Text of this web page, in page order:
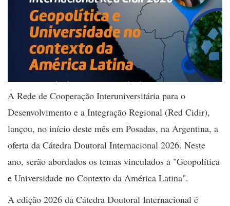
A Rede de Cooperação Interuniversitária para o
Desenvolvimento e a Integração Regional (Red Cidir),
lançou, no início deste mês em Posadas, na Argentina, a
oferta da Cátedra Doutoral Internacional 2026. Neste
ano, serão abordados os temas vinculados a "Geopolítica
e Universidade no Contexto da América Latina".
A edição 2026 da Cátedra Doutoral Internacional é